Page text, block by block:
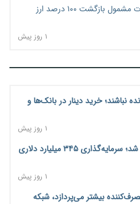
فهرست کالاهای فولادی و فلزات مشمول بازگشت ۱۰۰ درصد ارز
۱ روز پیش
نباشند؛ خرید دینار در بانک‌ها و
۱ روز پیش
جنگ کریدورها وارد فاز جدید شد؛ سرمایه‌گذاری ۳۴۵ میلیارد دلاری
۱ روز پیش
بیشتر می‌پردازد، شبکه